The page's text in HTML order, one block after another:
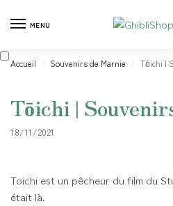
MENU
Accueil / Souvenirs de Marnie / Tōichi |
Tōichi |
18/11/2021
Toichi est un pêcheur du film du
était là.